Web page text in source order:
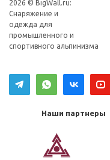
2026 © BigWall.ru:
Снаряжение и
одежда для
промышленного и
спортивного альпинизма
Наши партнеры